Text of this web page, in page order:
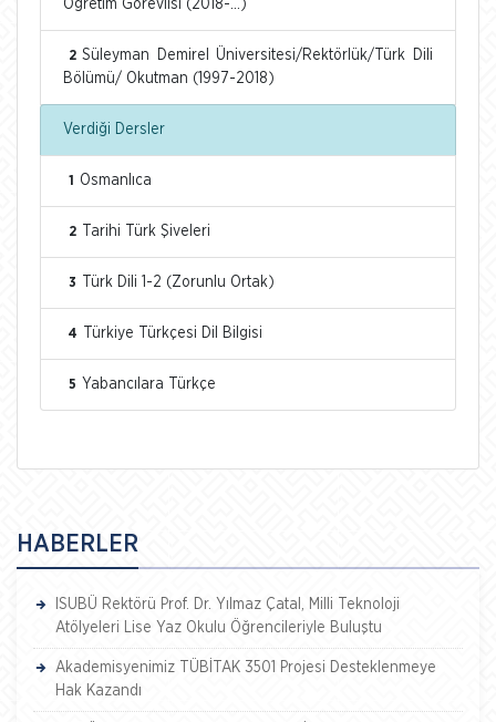
Öğretim Görevlisi (2018-...)
2 Süleyman Demirel Üniversitesi/Rektörlük/Türk Dili
Bölümü/ Okutman (1997-2018)
Verdiği Dersler
1 Osmanlıca
2 Tarihi Türk Şiveleri
3 Türk Dili 1-2 (Zorunlu Ortak)
4 Türkiye Türkçesi Dil Bilgisi
5 Yabancılara Türkçe
HABERLER
ISUBÜ Rektörü Prof. Dr. Yılmaz Çatal, Milli Teknoloji
Atölyeleri Lise Yaz Okulu Öğrencileriyle Buluştu
Akademisyenimiz TÜBİTAK 3501 Projesi Desteklenmeye
Hak Kazandı